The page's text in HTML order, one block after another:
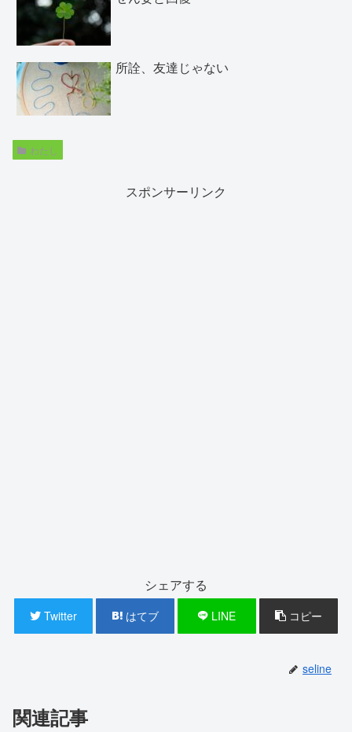
所詮、友達じゃない
わたし
スポンサーリンク
シェアする
Twitter はてブ LINE コピー
seline
関連記事